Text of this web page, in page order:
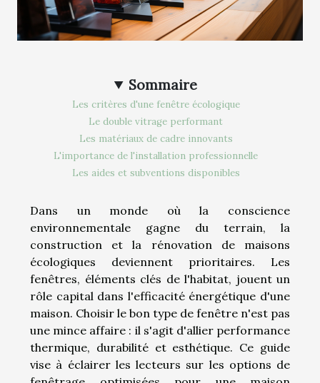
Sommaire
Les critères d'une fenêtre écologique
Le double vitrage performant
Les matériaux de cadre innovants
L'importance de l'installation professionnelle
Les aides et subventions disponibles
Dans un monde où la conscience
environnementale gagne du terrain, la
construction et la rénovation de maisons
écologiques deviennent prioritaires. Les
fenêtres, éléments clés de l'habitat, jouent un
rôle capital dans l'efficacité énergétique d'une
maison. Choisir le bon type de fenêtre n'est pas
une mince affaire : il s'agit d'allier performance
thermique, durabilité et esthétique. Ce guide
vise à éclairer les lecteurs sur les options de